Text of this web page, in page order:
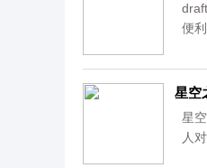
便
来
星空
星
人